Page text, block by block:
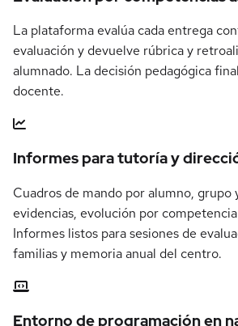
La plataforma evalúa cada entrega
evaluación y devuelve rúbrica y
alumnado. La decisión pedagógica
docente.
Informes para tutoría y
Cuadros de mando por alumno, grupo
evidencias, evolución por
Informes listos para sesiones de
familias y memoria anual del centro.
Entorno de programación en